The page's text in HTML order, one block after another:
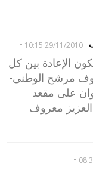
29/11/2010 10:15
-
الإعادة بين كل
مرشح الوطنى-
على مقعد
العزيز معروف
-